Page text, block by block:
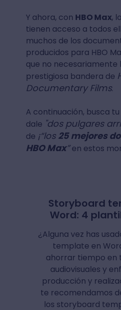
Y ahora, con HBO Max,
tienen acceso a todos
muchos de los
producidos para HBO
que no necesariamente
prestigiosa bandera de
Documentary Films.
A continuación, busca
dale "dos pulgares
de ¡“los 25 mejores
HBO Max”en estos
Storyboard
Word: 4
¿Alguna vez has
template en
ahorrar tiempo en
audiovisuales y
producción y
te recomendamos
los storyboard